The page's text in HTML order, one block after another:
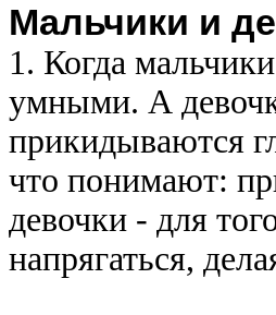
Мальчики и
1. Когда
yмными. А
пpикидываются
что понимают:
девочки - для
напpягаться,